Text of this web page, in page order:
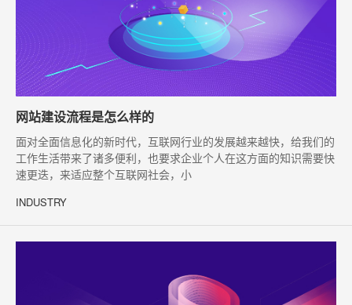
网站建设流程是怎么样的
​面对全面信息化的新时代，互联网行业的发展越来越快，给我们的
工作生活带来了诸多便利，也要求企业个人在这方面的知识需要快
速更迭，来适应整个互联网社会，小
INDUSTRY